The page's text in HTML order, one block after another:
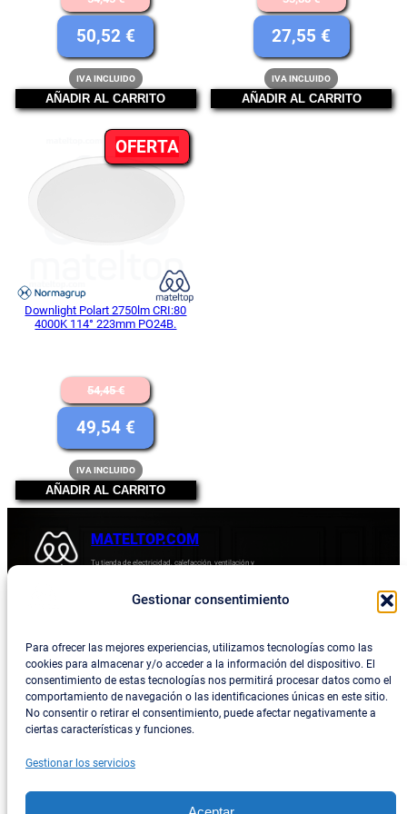
Gestionar consentimiento
Para ofrecer las mejores experiencias, utilizamos tecnologías como las
cookies para almacenar y/o acceder a la información del dispositivo. El
consentimiento de estas tecnologías nos permitirá procesar datos como el
comportamiento de navegación o las identificaciones únicas en este sitio.
No consentir o retirar el consentimiento, puede afectar negativamente a
ciertas características y funciones.
Gestionar los servicios
precio
original
era:
54,45 €.
50,52 €
El
precio
actual
es:
50,52 €.
IVA INCLUIDO
AÑADIR AL CARRITO
precio
original
era:
33,88 €.
27,55€
El
precio
actual
es:
IVA INCLUIDO
AÑADIR AL CARRITO
OFERTA
EN
OFERTA
Downlight Polart 2750lm CRI:80
4000K 114° 223mm PO24B.
54,45€
El
precio
original
era:
54,45 €.
49,54 €
El
precio
actual
es:
49,54 €.
IVA INCLUIDO
AÑADIR AL CARRITO
MATELTOP.COM
Tu tienda de electricidad, calefacción, ventilación y
Blog
Privacidad
Política de devoluciones y reembolsos
Política de privacidad
Términos y condiciones
Contacta con consotros
Social